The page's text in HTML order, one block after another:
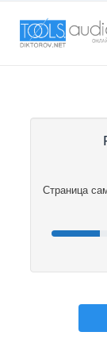
Страница